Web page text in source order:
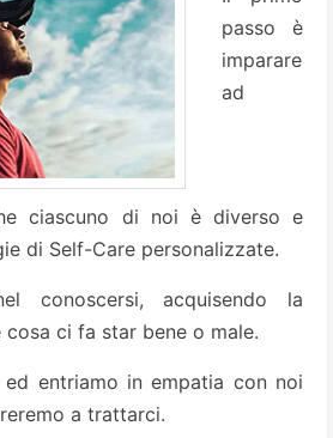
passo è
imparare
ad
ciascuno di noi è diverso e
di Self-Care personalizzate.
conoscersi, acquisendo la
ci fa star bene o male.
entriamo in empatia con noi
a trattarci.